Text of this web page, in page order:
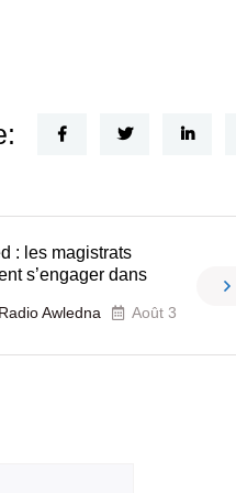
: les magistrats
s’engager dans
Radio Awledna Août 3